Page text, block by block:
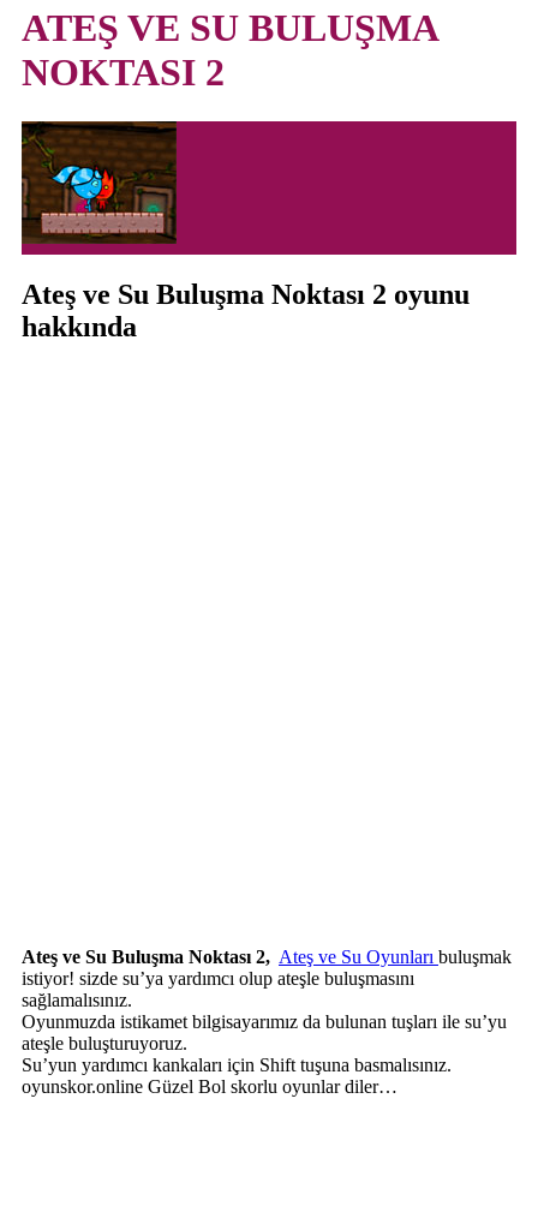
ATEŞ VE SU BULUŞMA
NOKTASI 2
Ateş ve Su Buluşma Noktası 2 oyunu
hakkında
Ateş ve Su Buluşma Noktası 2, Ateş ve Su Oyunları buluşmak
istiyor! sizde su’ya yardımcı olup ateşle buluşmasını
sağlamalısınız.
Oyunmuzda istikamet bilgisayarımız da bulunan tuşları ile su’yu
ateşle buluşturuyoruz.
Su’yun yardımcı kankaları için Shift tuşuna basmalısınız.
oyunskor.online Güzel Bol skorlu oyunlar diler…